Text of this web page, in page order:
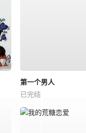
第一个男人
已完结